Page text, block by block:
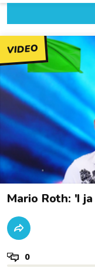
VIDEO
Mario Roth: 'I
0